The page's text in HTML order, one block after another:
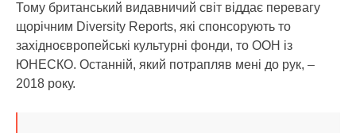
Тому британський видавничий світ віддає перевагу
щорічним Diversity Reports, які спонсорують то
західноєвропейські культурні фонди, то ООН із
ЮНЕСКО. Останній, який потрапляв мені до рук, –
2018 року.